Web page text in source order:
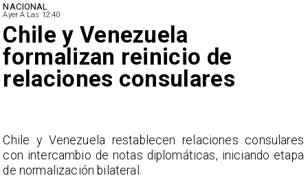
NACIONAL
Ayer A Las 12:40
Feriantes rechazan dichos
de Camila Flores sobre
Fabiola Campillai
La Confederación Nacional de Ferias Libres (ASOF)
considera inaceptable que se refieran a Fabiola
Campillai como 'señora de feria', expresión utilizada